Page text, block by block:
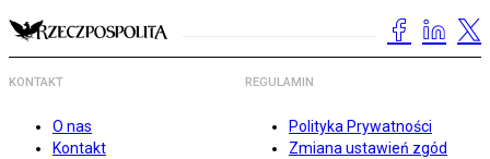
KONTAKT
O nas
Kontakt
REGULAMIN
Polityka Prywatności
Zmiana ustawień zgód